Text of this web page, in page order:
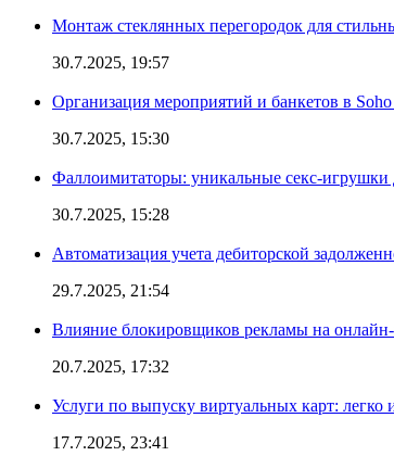
Монтаж стеклянных перегородок для
30.7.2025, 19:57
Организация мероприятий и банкетов в
30.7.2025, 15:30
Фаллоимитаторы: уникальные секс-
30.7.2025, 15:28
Автоматизация учета дебиторской
29.7.2025, 21:54
Влияние блокировщиков рекламы на
20.7.2025, 17:32
Услуги по выпуску виртуальных карт: легко
17.7.2025, 23:41